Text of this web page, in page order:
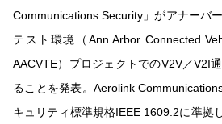
Communications Security」がアナーバ
テスト環境（Ann Arbor Connected
AACVTE）プロジェクトでのV2V／V2I
ることを発表。Aerolink
キュリティ標準規格IEEE 1609.2に準拠